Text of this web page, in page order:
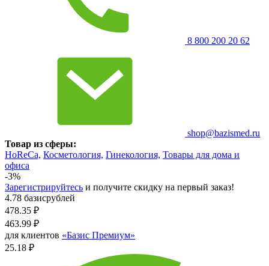
8 800 200 20 62
shop@bazismed.ru
Товар из сферы:
HoReCa, Косметология, Гинекология, Товары для дома и
офиса
-3%
Зарегистрируйтесь и получите скидку на первый заказ!
4.78 базисрублей
478.35 ₽
463.99 ₽
для клиентов «Базис Премиум»
25.18 ₽